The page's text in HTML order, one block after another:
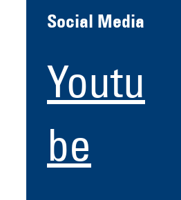
Social Media
Youtu
be